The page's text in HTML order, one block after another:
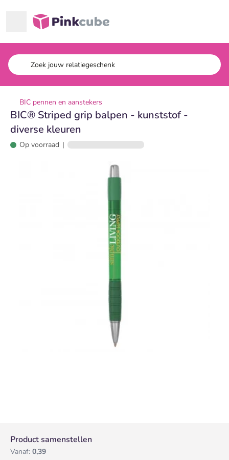
Pinkcube
BIC pennen en aanstekers
BIC® Striped grip balpen - kunststof -
diverse kleuren
Op voorraad |
Product samenstellen
Vanaf: 0,39